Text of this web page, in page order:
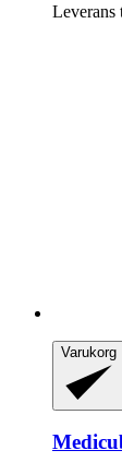
Leverans
Varukorg